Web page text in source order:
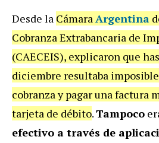
Desde la CámaraArgentina
Cobranza Extrabancaria de
(CAECEIS), explicaron que
diciembre resultaba
cobranza y pagar una factura
tarjeta de débito.Tampoco
efectivo a través de